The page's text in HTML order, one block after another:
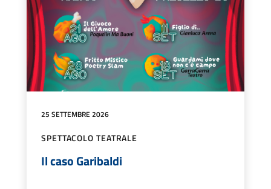
25 SETTEMBRE 2026
SPETTACOLO TEATRALE
Il caso Garibaldi